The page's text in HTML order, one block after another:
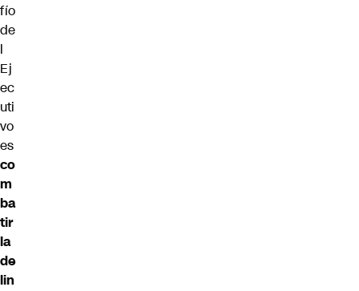
fío
de
l
Ej
ec
uti
vo
es
co
m
ba
tir
la
de
lin